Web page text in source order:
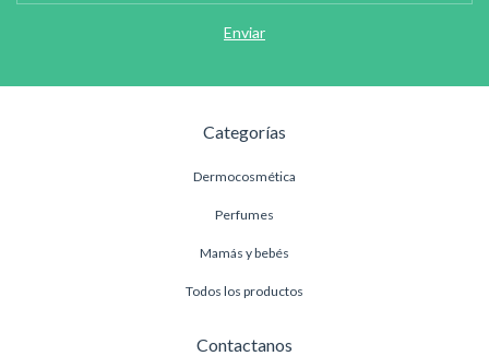
Categorías
Dermocosmética
Perfumes
Mamás y bebés
Todos los productos
Contactanos